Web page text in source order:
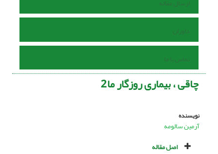
ارسال مقاله
داوران
تماس با ما
چاقى ، بیمارى روزگار ما2
نویسنده
آرمین سالومه
اصل مقاله